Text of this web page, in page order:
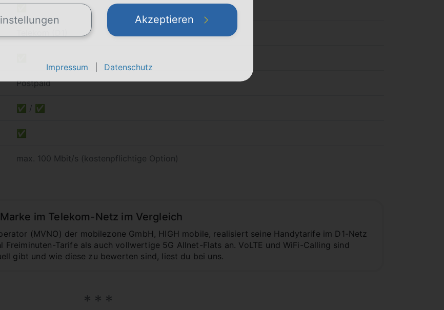
Postpaid
✅ / ✅
✅
max. 100 Mbit/s (kostenpflichtige Option)
im Telekom-Netz im Vergleich
(MVNO) der mobilezone GmbH, HIGH mobile, realisiert seine Handytarife im D1-Netz
Tarife als auch vollwertige 5G Allnet-Flats an. VoLTE und WiFi-Calling sind
gibt und wie diese zu bewerten sind, liest du bei uns.
Akzeptieren
Impressum Datenschutz